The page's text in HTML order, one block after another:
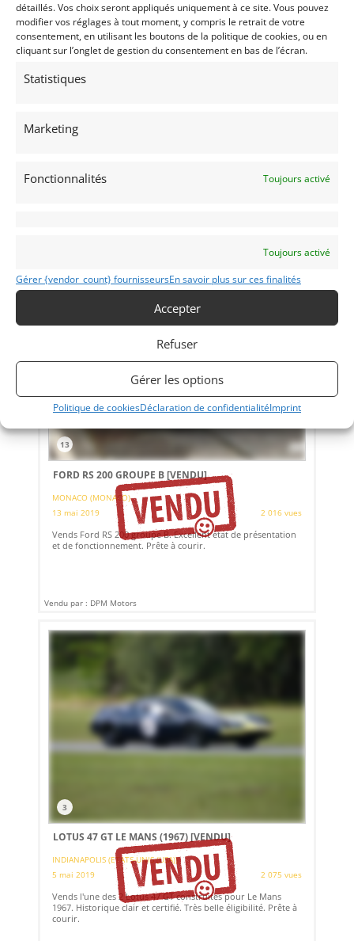
détaillés. Vos choix seront appliqués uniquement à ce site. Vous pouvez
modifier vos réglages à tout moment, y compris le retrait de votre
consentement, en utilisant les boutons de la politique de cookies, ou en
cliquant sur l’onglet de gestion du consentement en bas de l’écran.
Statistiques
Marketing
Fonctionnalités Toujours activé
Toujours activé
Gérer {vendor_count} fournisseursEn savoir plus sur ces finalités
Accepter
Refuser
Gérer les options
Politique de cookiesDéclaration de confidentialitéImprint
20
REIMS
Vends reconstruction Audi quattro S1 E2 1985. Réalisée par
spécialiste Allemand réputé. Papiers FIA régularité
13
FORD RS 200 GROUPE B[VENDU]
MONACO (MONACO)
13 mai 2019
2 016 vues
Vends Ford RS 200 groupe B. Excellent état de présentation
et de fonctionnement. Prête à courir.
Vendu par : DPM Motors
3
LOTUS 47 GT LE MANS (1967)[VENDU]
INDIANAPOLIS (ETATS-UNIS (USA))
5 mai 2019
2 075 vues
Vends l'une des 2 Lotus 47 GT construites pour Le Mans
1967. Historique clair et certifié. Très belle éligibilité. Prête à
courir.